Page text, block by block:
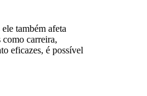
também afeta
carreira,
eficazes, é possível